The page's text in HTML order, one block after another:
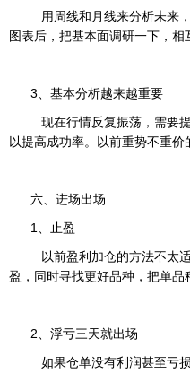
用周线和月线来分析未来
图表后，把基本面调研一下，相
3、基本分析越来越重要
现在行情反复振荡，需要
以提高成功率。以前重势不重
六、进场出场
1、止盈
以前盈利加仓的方法不太
盈，同时寻找更好品种，把单
2、浮亏三天就出场
如果仓单没有利润甚至亏